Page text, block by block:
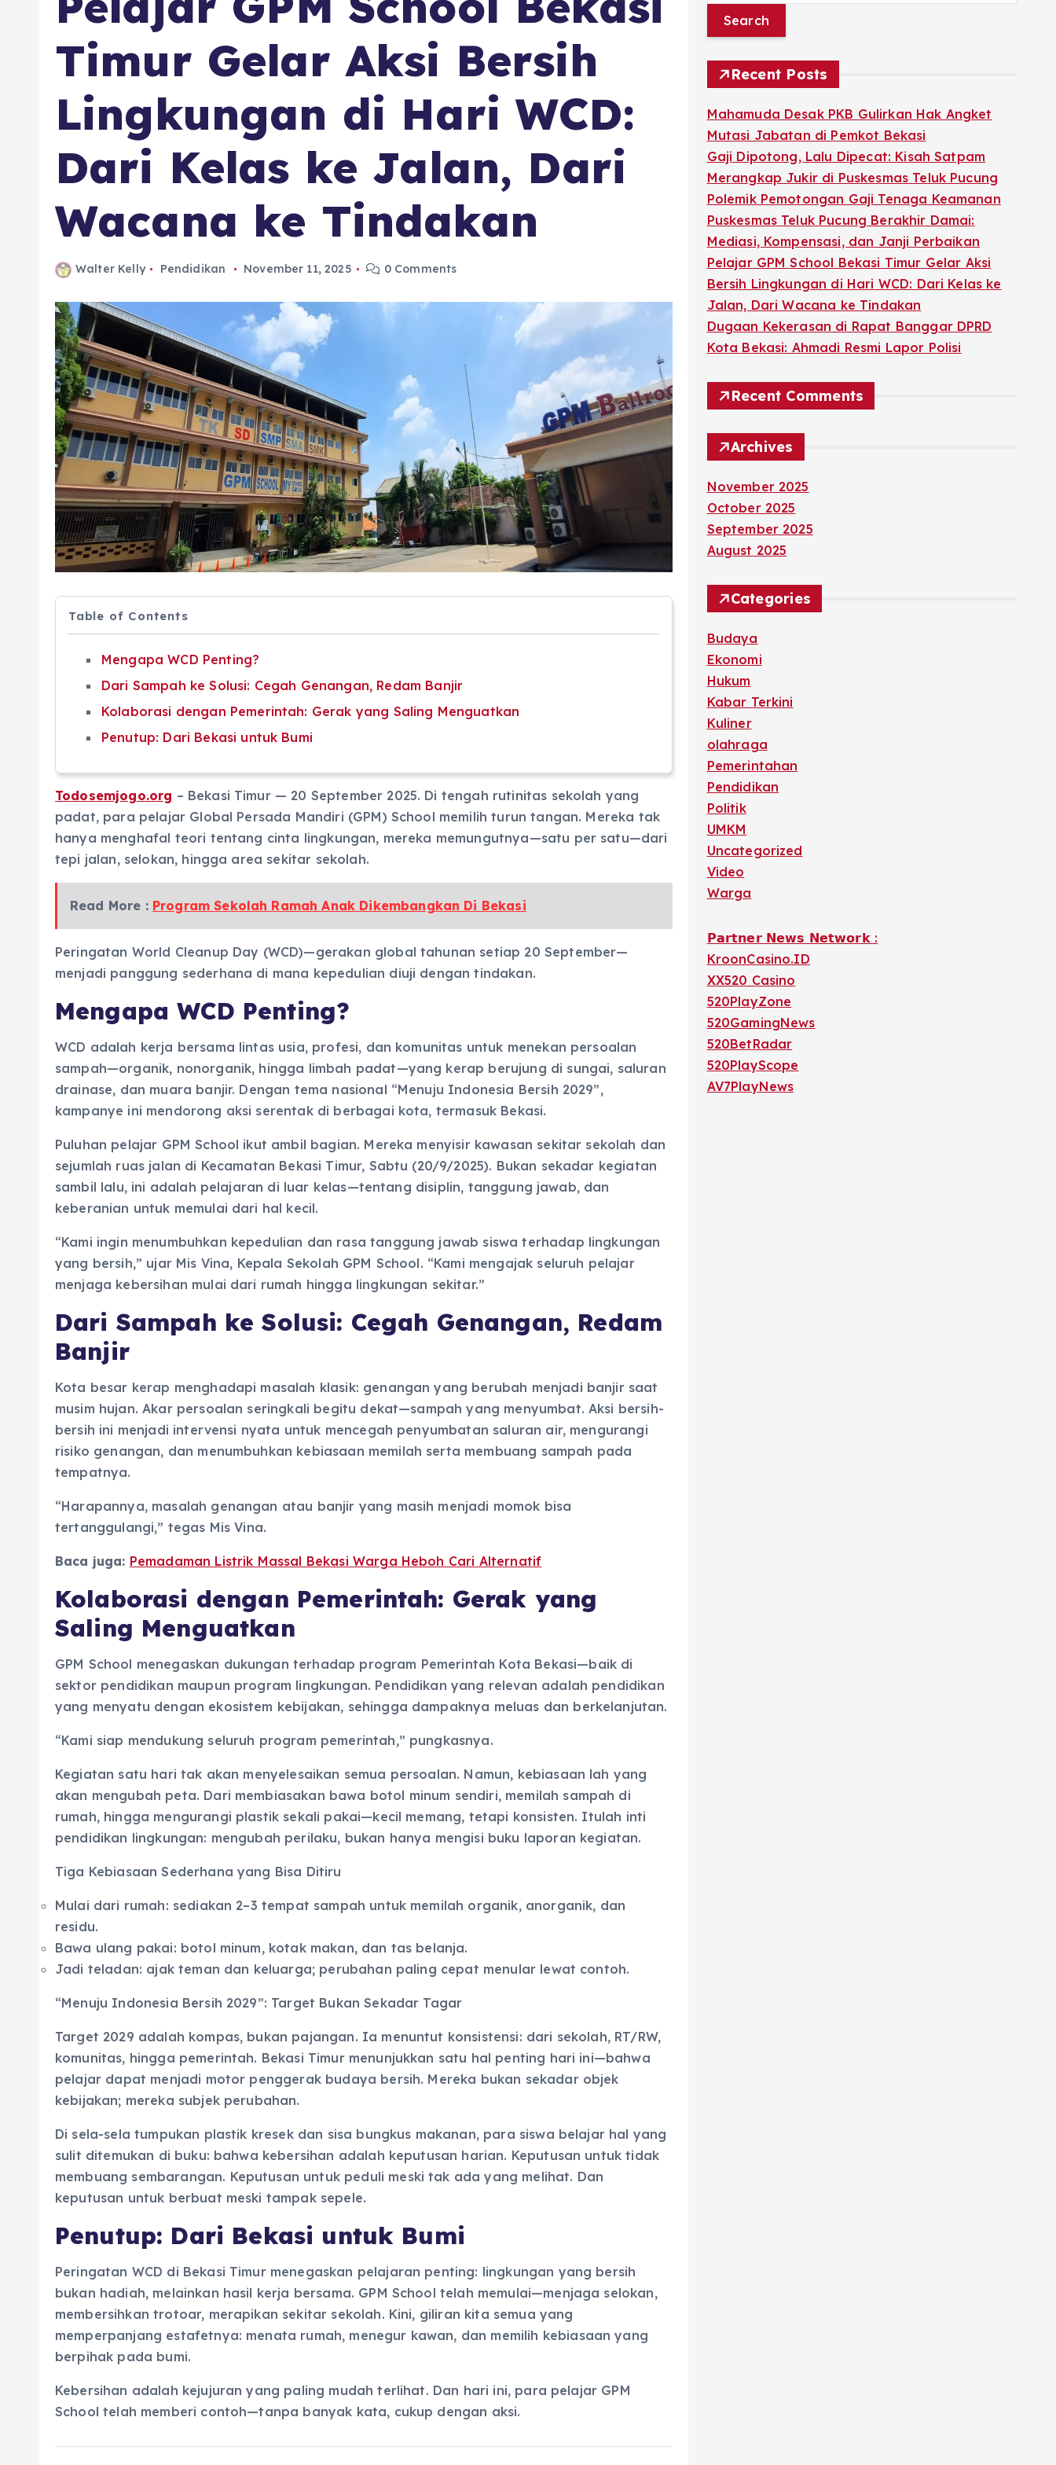
Timur Gelar Aksi Bersih
Lingkungan di Hari WCD:
Dari Kelas ke Jalan, Dari
Wacana ke Tindakan
Walter Kelly Pendidikan November 11, 2025 0 Comments
Table of Contents
Mengapa WCD Penting?
Dari Sampah ke Solusi: Cegah Genangan, Redam Banjir
Kolaborasi dengan Pemerintah: Gerak yang Saling Menguatkan
Penutup: Dari Bekasi untuk Bumi
Todosemjogo.org – Bekasi Timur — 20 September 2025. Di tengah rutinitas sekolah yang
padat, para pelajar Global Persada Mandiri (GPM) School memilih turun tangan. Mereka tak
hanya menghafal teori tentang cinta lingkungan, mereka memungutnya—satu per satu—dari
tepi jalan, selokan, hingga area sekitar sekolah.
Read More : Program Sekolah Ramah Anak Dikembangkan Di Bekasi
Peringatan World Cleanup Day (WCD)—gerakan global tahunan setiap 20 September—
menjadi panggung sederhana di mana kepedulian diuji dengan tindakan.
Mengapa WCD Penting?
WCD adalah kerja bersama lintas usia, profesi, dan komunitas untuk menekan persoalan
sampah—organik, nonorganik, hingga limbah padat—yang kerap berujung di sungai, saluran
drainase, dan muara banjir. Dengan tema nasional “Menuju Indonesia Bersih 2029”,
kampanye ini mendorong aksi serentak di berbagai kota, termasuk Bekasi.
Puluhan pelajar GPM School ikut ambil bagian. Mereka menyisir kawasan sekitar sekolah dan
sejumlah ruas jalan di Kecamatan Bekasi Timur, Sabtu (20/9/2025). Bukan sekadar kegiatan
sambil lalu, ini adalah pelajaran di luar kelas—tentang disiplin, tanggung jawab, dan
keberanian untuk memulai dari hal kecil.
“Kami ingin menumbuhkan kepedulian dan rasa tanggung jawab siswa terhadap lingkungan
yang bersih,” ujar Mis Vina, Kepala Sekolah GPM School. “Kami mengajak seluruh pelajar
menjaga kebersihan mulai dari rumah hingga lingkungan sekitar.”
Dari Sampah ke Solusi: Cegah Genangan, Redam
Banjir
Kota besar kerap menghadapi masalah klasik: genangan yang berubah menjadi banjir saat
musim hujan. Akar persoalan seringkali begitu dekat—sampah yang menyumbat. Aksi bersih-
bersih ini menjadi intervensi nyata untuk mencegah penyumbatan saluran air, mengurangi
risiko genangan, dan menumbuhkan kebiasaan memilah serta membuang sampah pada
tempatnya.
“Harapannya, masalah genangan atau banjir yang masih menjadi momok bisa
tertanggulangi,” tegas Mis Vina.
Baca juga: Pemadaman Listrik Massal Bekasi Warga Heboh Cari Alternatif
Kolaborasi dengan Pemerintah: Gerak yang
Saling Menguatkan
GPM School menegaskan dukungan terhadap program Pemerintah Kota Bekasi—baik di
sektor pendidikan maupun program lingkungan. Pendidikan yang relevan adalah pendidikan
yang menyatu dengan ekosistem kebijakan, sehingga dampaknya meluas dan berkelanjutan.
“Kami siap mendukung seluruh program pemerintah,” pungkasnya.
Kegiatan satu hari tak akan menyelesaikan semua persoalan. Namun, kebiasaan lah yang
akan mengubah peta. Dari membiasakan bawa botol minum sendiri, memilah sampah di
rumah, hingga mengurangi plastik sekali pakai—kecil memang, tetapi konsisten. Itulah inti
pendidikan lingkungan: mengubah perilaku, bukan hanya mengisi buku laporan kegiatan.
Tiga Kebiasaan Sederhana yang Bisa Ditiru
Mulai dari rumah: sediakan 2–3 tempat sampah untuk memilah organik, anorganik, dan
residu.
Bawa ulang pakai: botol minum, kotak makan, dan tas belanja.
Jadi teladan: ajak teman dan keluarga; perubahan paling cepat menular lewat contoh.
“Menuju Indonesia Bersih 2029”: Target Bukan Sekadar Tagar
Target 2029 adalah kompas, bukan pajangan. Ia menuntut konsistensi: dari sekolah, RT/RW,
komunitas, hingga pemerintah. Bekasi Timur menunjukkan satu hal penting hari ini—bahwa
pelajar dapat menjadi motor penggerak budaya bersih. Mereka bukan sekadar objek
kebijakan; mereka subjek perubahan.
Di sela-sela tumpukan plastik kresek dan sisa bungkus makanan, para siswa belajar hal yang
sulit ditemukan di buku: bahwa kebersihan adalah keputusan harian. Keputusan untuk tidak
membuang sembarangan. Keputusan untuk peduli meski tak ada yang melihat. Dan
keputusan untuk berbuat meski tampak sepele.
Penutup: Dari Bekasi untuk Bumi
Peringatan WCD di Bekasi Timur menegaskan pelajaran penting: lingkungan yang bersih
bukan hadiah, melainkan hasil kerja bersama. GPM School telah memulai—menjaga selokan,
membersihkan trotoar, merapikan sekitar sekolah. Kini, giliran kita semua yang
memperpanjang estafetnya: menata rumah, menegur kawan, dan memilih kebiasaan yang
berpihak pada bumi.
Kebersihan adalah kejujuran yang paling mudah terlihat. Dan hari ini, para pelajar GPM
School telah memberi contoh—tanpa banyak kata, cukup dengan aksi.
r
c
o
r
:
Recent Posts
Mahamuda Desak PKB Gulirkan Hak Angket
Mutasi Jabatan di Pemkot Bekasi
Gaji Dipotong, Lalu Dipecat: Kisah Satpam
Merangkap Jukir di Puskesmas Teluk Pucung
Polemik Pemotongan Gaji Tenaga Keamanan
Puskesmas Teluk Pucung Berakhir Damai:
Mediasi, Kompensasi, dan Janji Perbaikan
Pelajar GPM School Bekasi Timur Gelar Aksi
Bersih Lingkungan di Hari WCD: Dari Kelas ke
Jalan, Dari Wacana ke Tindakan
Dugaan Kekerasan di Rapat Banggar DPRD
Kota Bekasi: Ahmadi Resmi Lapor Polisi
Recent Comments
Archives
November 2025
October 2025
September 2025
August 2025
Categories
Budaya
Ekonomi
Hukum
Kabar Terkini
Kuliner
olahraga
Pemerintahan
Pendidikan
Politik
UMKM
Uncategorized
Video
Warga
𝗣𝗮𝗿𝘁𝗻𝗲𝗿 𝗡𝗲𝘄𝘀 𝗡𝗲𝘁𝘄𝗼𝗿𝗸 :
KroonCasino.ID
XX520 Casino
520PlayZone
520GamingNews
520BetRadar
520PlayScope
AV7PlayNews